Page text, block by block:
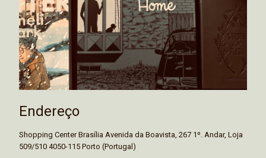
Endereço
Shopping Center Brasília Avenida da Boavista, 267 1º. Andar, Loja
509/510 4050-115 Porto (Portugal)